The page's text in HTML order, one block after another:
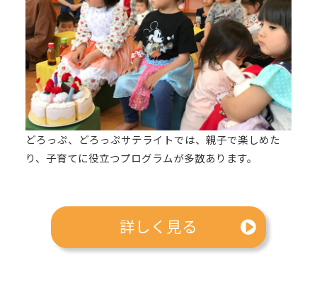
どろっぷ、どろっぷサテライトでは、親子で楽しめた
り、子育てに役立つプログラムが多数あります。
詳しく見る